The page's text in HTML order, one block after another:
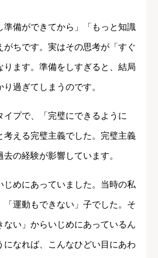
準備ができてから」「もっと知識
がちです。実はその思考が「すぐ
ります。準備をしすぎると、結局
過ぎてしまうのです。
イプで、「完璧にできるように
考える完璧主義でした。完璧主義
の経験が影響しています。
じめにあっていました。当時の私
「運動もできない」子でした。そ
ない」からいじめにあっているん
になれば、こんなひどい目にあわ